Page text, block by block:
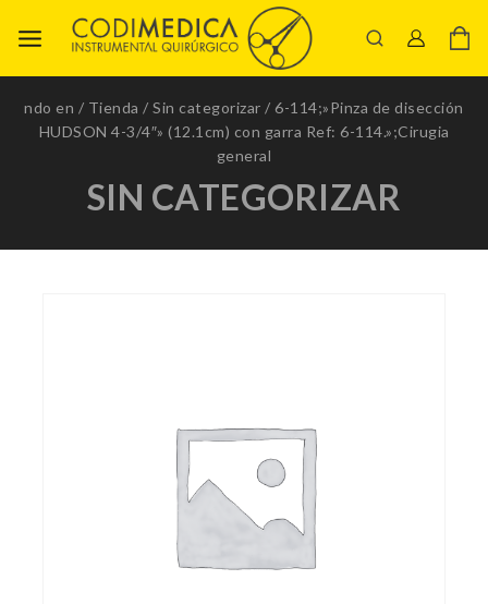
ndo en / Tienda / Sin categorizar / 6-114;»Pinza de disección
HUDSON 4-3/4″» (12.1cm) con garra Ref: 6-114.»;Cirugia
general
SIN CATEGORIZAR